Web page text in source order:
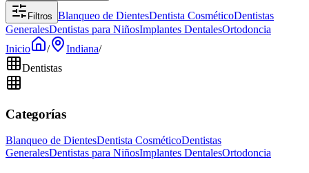
Filtros Blanqueo de DientesDentista CosméticoDentistas
GeneralesDentistas para NiñosImplantes DentalesOrtodoncia
Inicio
/ Indiana/
Dentistas
Categorías
Blanqueo de DientesDentista CosméticoDentistas
GeneralesDentistas para NiñosImplantes DentalesOrtodoncia